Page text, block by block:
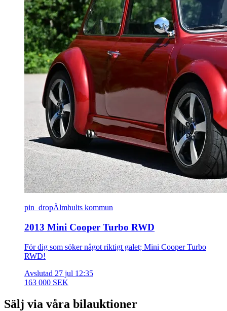
pin_dropÄlmhults kommun
2013 Mini Cooper Turbo RWD
För dig som söker något riktigt galet; Mini Cooper Turbo
RWD!
Avslutad 27 jul 12:35
163 000 SEK
Sälj via våra bilauktioner